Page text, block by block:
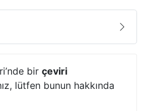
bir çeviri
lütfen bunun hakkında